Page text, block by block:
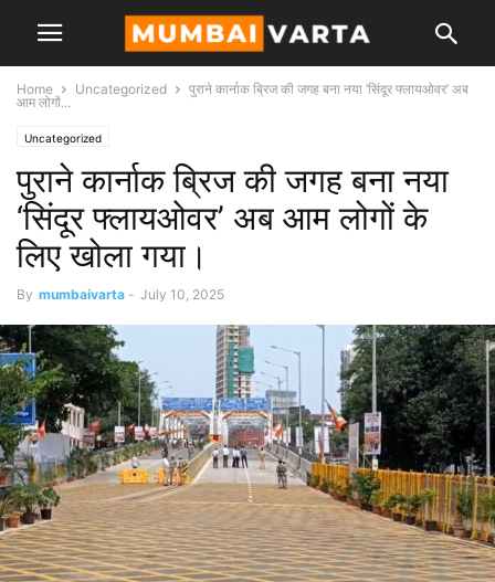
Home Uncategorized
पुराने कार्नाक ब्रिज की जगह बना नया ‘सिंदूर फ्लायओवर’ अब
आम लोगों...
Uncategorized
पुराने कार्नाक ब्रिज की जगह बना नया
‘सिंदूर फ्लायओवर’ अब आम लोगों के
लिए खोला गया।
By mumbaivarta - July 10, 2025